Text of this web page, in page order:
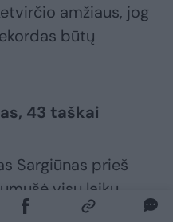
amžiaus, jog
būtų
43 taškai
Sargiūnas prieš
visų laikų
Tokios